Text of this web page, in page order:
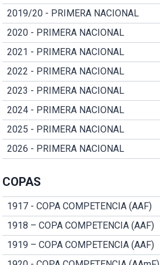
2019/20 - PRIMERA NACIONAL
2020 - PRIMERA NACIONAL
2021 - PRIMERA NACIONAL
2022 - PRIMERA NACIONAL
2023 - PRIMERA NACIONAL
2024 - PRIMERA NACIONAL
2025 - PRIMERA NACIONAL
2026 - PRIMERA NACIONAL
COPAS
1917 - COPA COMPETENCIA (AAF)
1918 – COPA COMPETENCIA (AAF)
1919 – COPA COMPETENCIA (AAF)